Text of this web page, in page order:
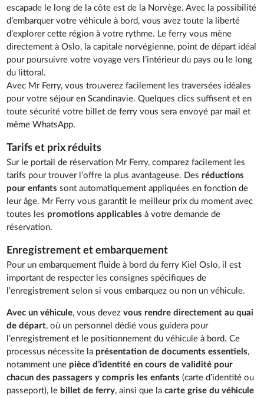
escapade le long de la côte est de la Norvège. Avec la possibilité
d’embarquer votre véhicule à bord, vous avez toute la liberté
d’explorer cette région à votre rythme. Le ferry vous mène
directement à Oslo, la capitale norvégienne, point de départ idéal
pour poursuivre votre voyage vers l’intérieur du pays ou le long
du littoral.
Avec Mr Ferry, vous trouverez facilement les traversées idéales
pour votre séjour en Scandinavie. Quelques clics suffisent et en
toute sécurité votre billet de ferry vous sera envoyé par mail et
même WhatsApp.
Tarifs et prix réduits
Sur le portail de réservation Mr Ferry, comparez facilement les
tarifs pour trouver l’offre la plus avantageuse. Des réductions
pour enfants sont automatiquement appliquées en fonction de
leur âge. Mr Ferry vous garantit le meilleur prix du moment avec
toutes les promotions applicables à votre demande de
réservation.
Enregistrement et embarquement
Pour un embarquement fluide à bord du ferry Kiel Oslo, il est
important de respecter les consignes spécifiques de
l’enregistrement selon si vous embarquez ou non un véhicule.
Avec un véhicule, vous devez vous rendre directement au quai
de départ, où un personnel dédié vous guidera pour
l’enregistrement et le positionnement du véhicule à bord. Ce
processus nécessite la présentation de documents essentiels,
notamment une pièce d’identité en cours de validité pour
chacun des passagers y compris les enfants(carte d’identité ou
passeport), le billet de ferry, ainsi que la carte grise du véhicule